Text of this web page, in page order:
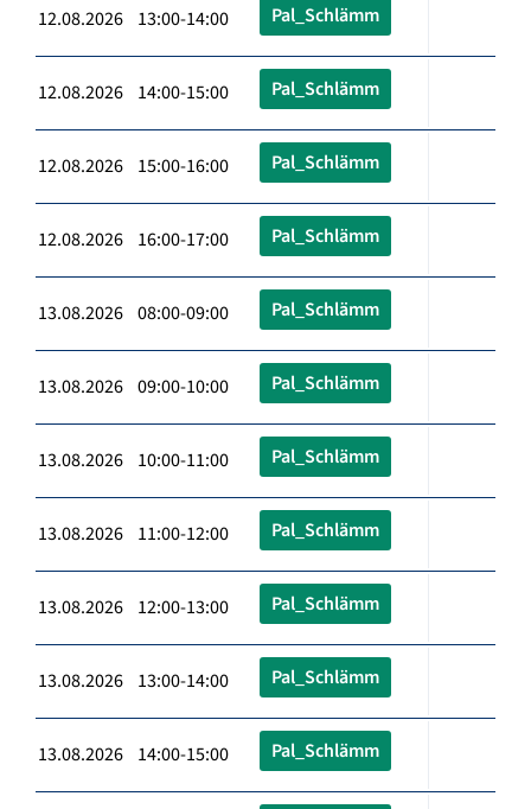
12.08.2026 13:00-14:00 Pal_Schlämm
12.08.2026 14:00-15:00 Pal_Schlämm
12.08.2026 15:00-16:00 Pal_Schlämm
12.08.2026 16:00-17:00 Pal_Schlämm
13.08.2026 08:00-09:00 Pal_Schlämm
13.08.2026 09:00-10:00 Pal_Schlämm
13.08.2026 10:00-11:00 Pal_Schlämm
13.08.2026 11:00-12:00 Pal_Schlämm
13.08.2026 12:00-13:00 Pal_Schlämm
13.08.2026 13:00-14:00 Pal_Schlämm
13.08.2026 14:00-15:00 Pal_Schlämm